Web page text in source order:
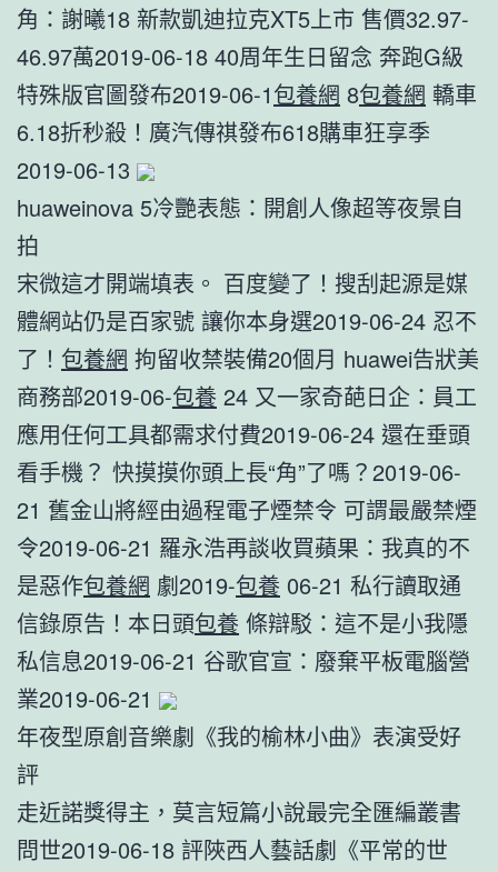
角：謝曦18 新款凱迪拉克XT5上市 售價32.97-
46.97萬2019-06-18 40周年生日留念 奔跑G級
特殊版官圖發布2019-06-1包養網 8包養網 轎車
6.18折秒殺！廣汽傳祺發布618購車狂享季
2019-06-13
huaweinova 5冷艷表態：開創人像超等夜景自
拍
宋微這才開端填表。 百度變了！搜刮起源是媒
體網站仍是百家號 讓你本身選2019-06-24 忍不
了！ 包養網 拘留收禁裝備20個月 huawei告狀美
商務部2019-06-包養 24 又一家奇葩日企：員工
應用任何工具都需求付費2019-06-24 還在垂頭
看手機？ 快摸摸你頭上長“角”了嗎？2019-06-
21 舊金山將經由過程電子煙禁令 可謂最嚴禁煙
令2019-06-21 羅永浩再談收買蘋果：我真的不
是惡作包養網 劇2019-包養 06-21 私行讀取通
信錄原告！本日頭包養 條辯駁：這不是小我隱
私信息2019-06-21 谷歌官宣：廢棄平板電腦營
業2019-06-21
年夜型原創音樂劇《我的榆林小曲》表演受好
評
走近諾獎得主，莫言短篇小說最完全匯編叢書
問世2019-06-18 評陜西人藝話劇《平常的世